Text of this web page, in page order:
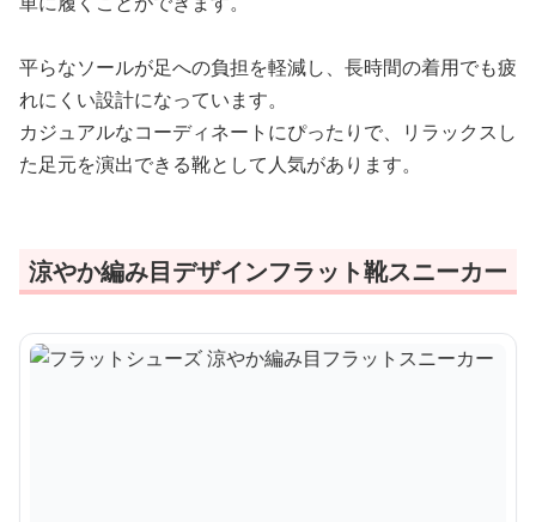
平らなソールが足への負担を軽減し、長時間の着用でも疲
れにくい設計になっています。
カジュアルなコーディネートにぴったりで、リラックスし
た足元を演出できる靴として人気があります。
涼やか編み目デザインフラット靴スニーカー